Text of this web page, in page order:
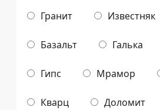
Гранит
Известняк
Базальт Галька
Гипс Мрамор
Кварц Доломит